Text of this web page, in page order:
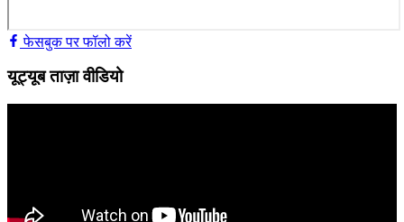
फेसबुक पर फॉलो करें
यूट्यूब ताज़ा वीडियो